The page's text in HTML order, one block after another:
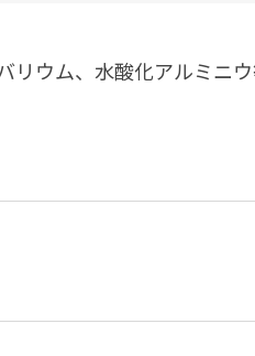
ウム、水酸化アルミニウ